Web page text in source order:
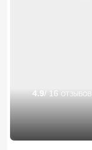
4.9 / 16 отзывов